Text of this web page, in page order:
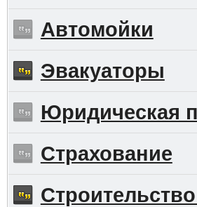
Автомойки
Эвакуаторы
Юридическая
Страхование